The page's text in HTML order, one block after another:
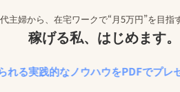
主婦から、在宅ワークで“月5万円”を目指
稼げる私、はじめます。
ノウハウをPDFでプレゼント中！